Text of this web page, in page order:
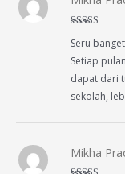
of 5
Seru
Setiap
dapat dari
sekolah,
Mikha